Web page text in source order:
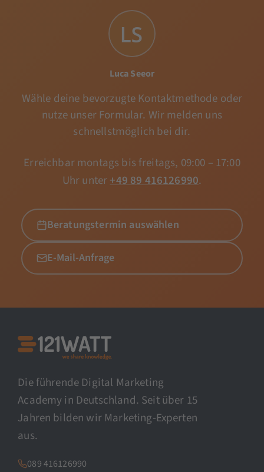
Luca Seeor
Wähle deine bevorzugte Kontaktmethode oder
nutze unser Formular. Wir melden uns
schnellstmöglich bei dir.
Erreichbar montags bis freitags, 09:00 – 17:00
Uhr unter+49 89 416126990.
Beratungstermin auswählen
E-Mail-Anfrage
Die führende Digital Marketing
Academy in Deutschland. Seit über 15
Jahren bilden wir Marketing-Experten
aus.
089 416126990